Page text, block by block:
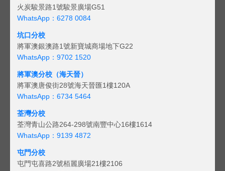
火炭駿景路1號駿景廣場G51
WhatsApp：6278 0084
坑口分校
將軍澳銀澳路1號新寶城商場地下G22
WhatsApp：9702 1520
將軍澳分校（海天晉）
將軍澳唐俊街28號海天晉匯1樓120A
WhatsApp：6734 5464
荃灣分校
荃灣青山公路264-298號南豐中心16樓1614
WhatsApp：9139 4872
屯門分校
屯門屯喜路2號栢麗廣場21樓2106